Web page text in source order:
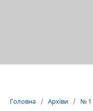
Головна / Архіви / № 1